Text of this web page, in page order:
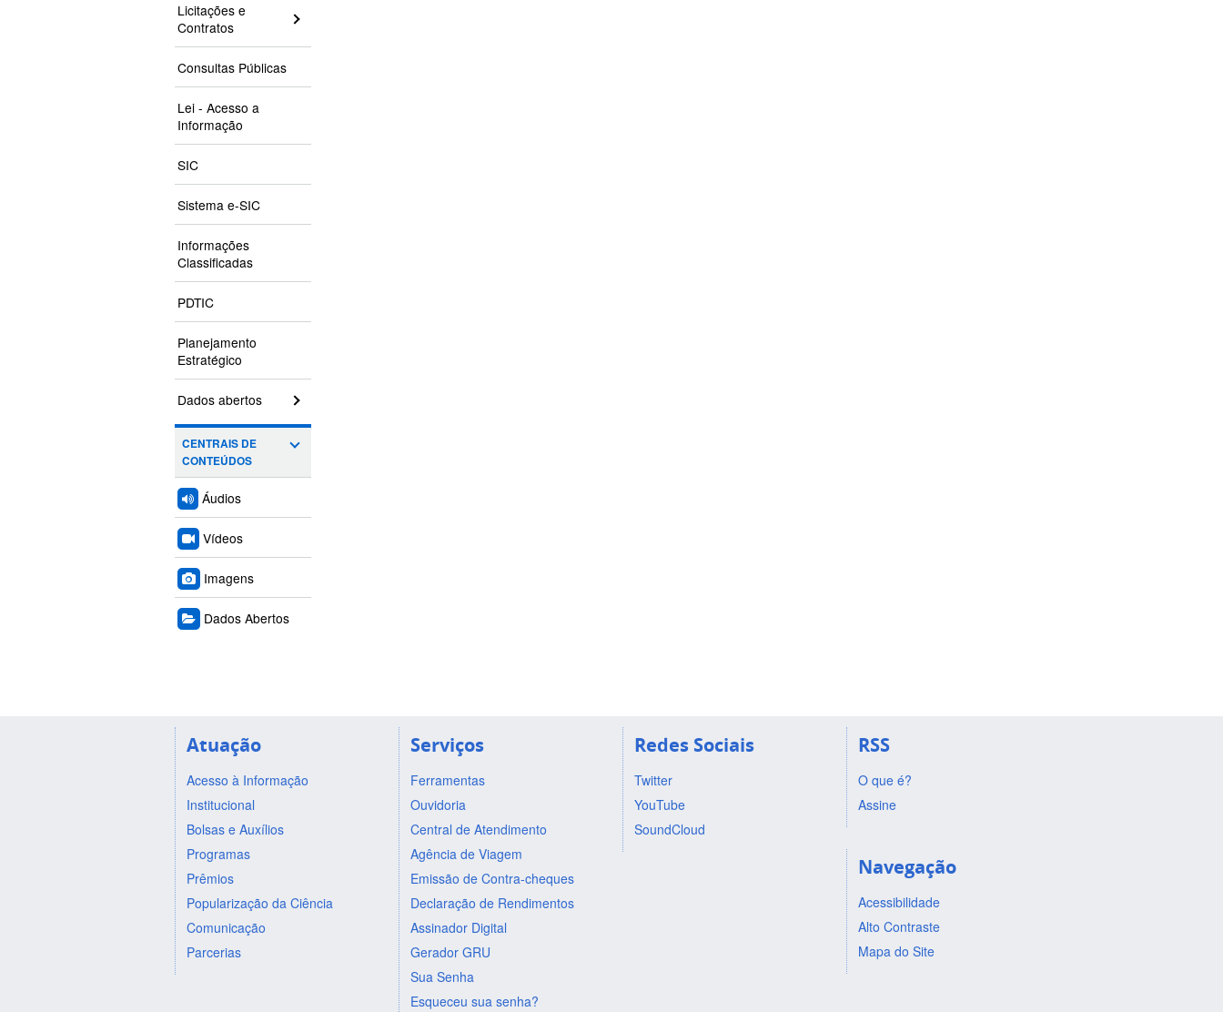
Licitações e
Contratos
Consultas Públicas
Lei - Acesso a
Informação
SIC
Sistema e-SIC
Informações
Classificadas
PDTIC
Planejamento
Estratégico
Dados abertos
CENTRAIS DE
CONTEÚDOS
Áudios
Vídeos
Imagens
Dados Abertos
Atuação
Acesso à Informação
Institucional
Bolsas e Auxílios
Programas
Prêmios
Popularização da Ciência
Comunicação
Parcerias
Serviços
Ferramentas
Ouvidoria
Central de Atendimento
Agência de Viagem
Emissão de Contra-cheques
Declaração de Rendimentos
Assinador Digital
Gerador GRU
Sua Senha
Esqueceu sua senha?
Redes Sociais
Twitter
YouTube
SoundCloud
RSS
O que é?
Assine
Navegação
Acessibilidade
Alto Contraste
Mapa do Site